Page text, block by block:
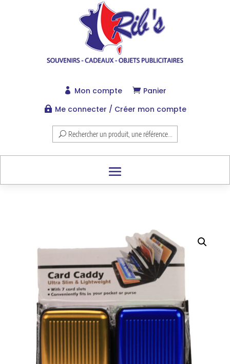
 Mon compte  Panier
 Me connecter / Créer mon compte
Rechercher un produit, une référence...